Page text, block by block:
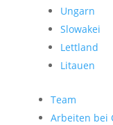
Ungarn
Slowakei
Lettland
Litauen
Team
Arbeiten bei